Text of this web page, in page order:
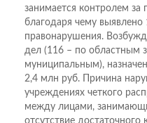
занимается контролем
благодаря чему
правонарушения.
дел (116 – по областным
муниципальным),
2,4 млн руб. Причина
учреждениях четкого
между лицами,
отсутствие достаточного